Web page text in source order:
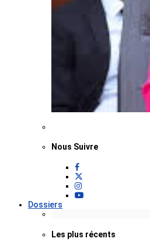
Nous Suivre
Dossiers
Les plus récents